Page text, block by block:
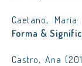
Caetano,
Forma &
Castro, Ana